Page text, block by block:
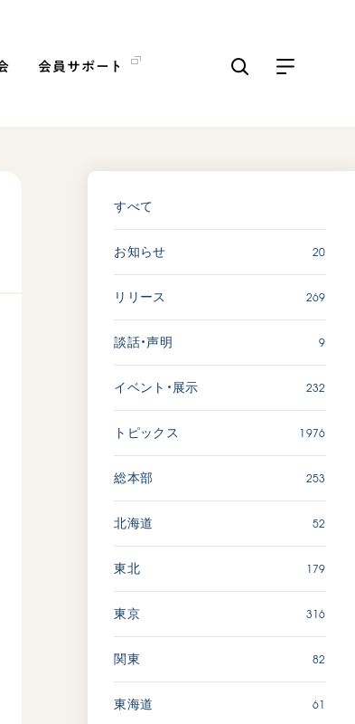
会員サポート
【被爆証言】「原爆の子」と
して生きた80年 広島県 早
志百…
2026.08.06
SDGs
動画
広島
「三つの花ことば」 関西吹
奏楽団
2026.07.31
文化 音楽
「ペンタトニック・ファン
ファーレ」 関西吹奏楽団
2026.07.17
すべて
お知らせ 20
リリース 269
談話・声明 9
イベント・展示 232
トピックス 1976
総本部 253
北海道 52
東北 179
東京 316
関東 82
東海道 61